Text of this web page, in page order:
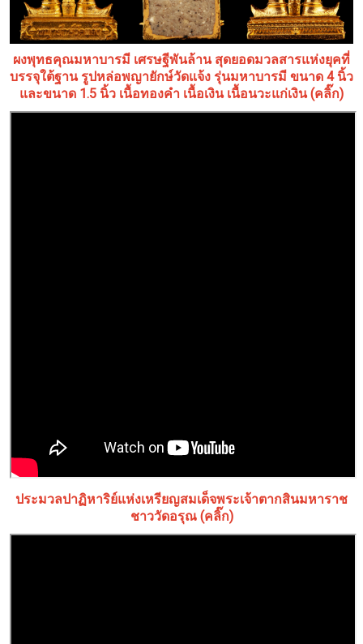
ผงพุทธคุณมหาบารมี เศรษฐีพันล้าน สุดยอดมวลสารแห่งยุคที่
บรรจุใต้ฐาน รูปหล่อพญายักษ์วัดแจ้ง รุ่นมหาบารมี ขนาด 4 นิ้ว
และขนาด 1.5 นิ้ว เนื้อทองคำ เนื้อเงิน เนื้อนวะแก่เงิน (คลิ๊ก)
ประมวลปาฏิหาริย์แห่งเหรียญสมเด็จพระเจ้าตากสินมหาราช
ชาววัดอรุณ (คลิ๊ก)